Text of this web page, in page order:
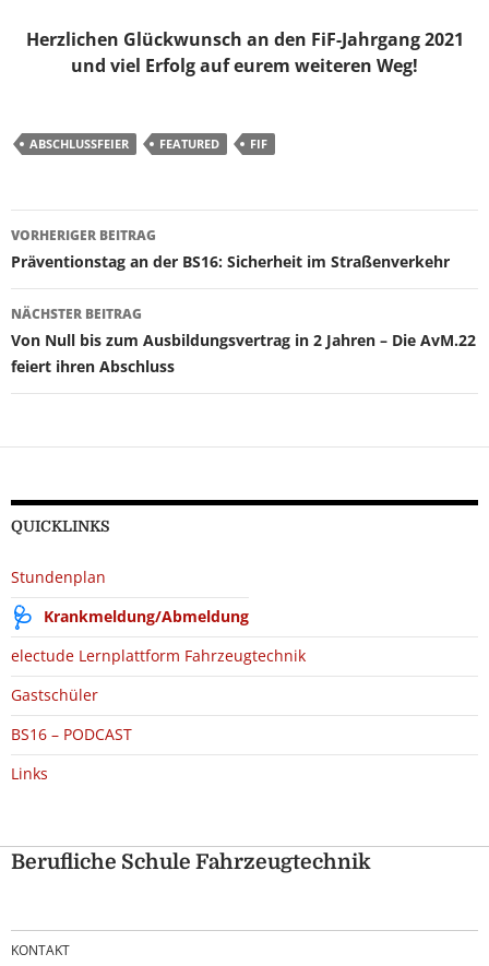
Herzlichen Glückwunsch an den FiF-Jahrgang 2021
und viel Erfolg auf eurem weiteren Weg!
ABSCHLUSSFEIER FEATURED FIF
Beitragsnavigation
VORHERIGER BEITRAG
Präventionstag an der BS16: Sicherheit im Straßenverkehr
NÄCHSTER BEITRAG
Von Null bis zum Ausbildungsvertrag in 2 Jahren – Die AvM.22
feiert ihren Abschluss
QUICKLINKS
Stundenplan
Krankmeldung/Abmeldung
electude Lernplattform Fahrzeugtechnik
Gastschüler
BS16 – PODCAST
Links
Berufliche Schule Fahrzeugtechnik
KONTAKT